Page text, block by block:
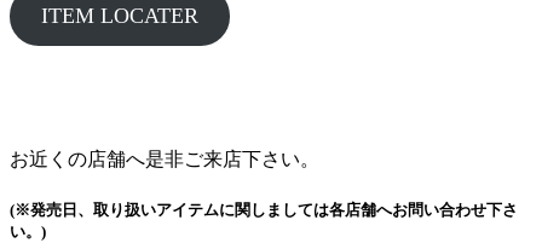
ITEM LOCATER
お近くの店舗へ是非ご来店下さい。
(※発売日、取り扱いアイテムに関しましては各店舗へお問い合わせ下さ
い。)